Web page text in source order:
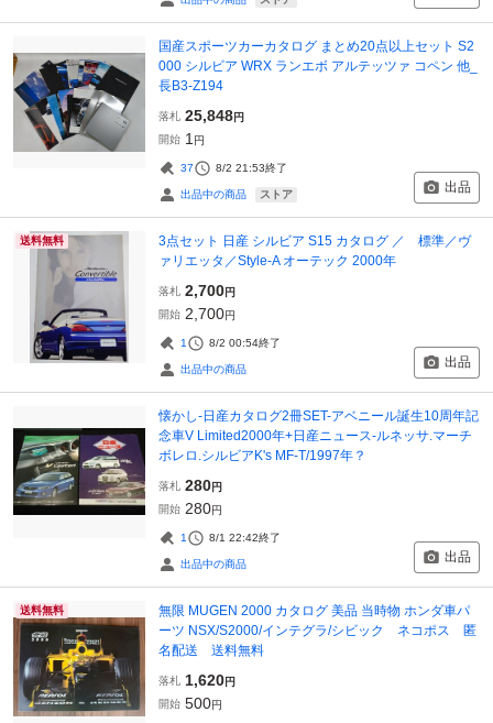
国産スポーツカーカタログ まとめ20点以上セット S2
000 シルビア WRX ランエボ アルテッツァ コペン 他_
長B3-Z194
落札 25,848円
開始 1 円
37 8/2 21:53終了
出品中の商品 ストア 出品
送料無料
3点セット 日産 シルビア S15 カタログ ／ 標準／ヴ
ァリエッタ／Style-A オーテック 2000年
落札 2,700円
開始 2,700円
1 8/2 00:54終了
出品中の商品 出品
懐かし-日産カタログ2冊SET-アベニール誕生10周年記
念車V Limited2000年+日産ニュース-ルネッサ.マーチ
ボレロ.シルビアK's MF-T/1997年？
落札 280円
開始 280円
1 8/1 22:42終了
出品中の商品 出品
送料無料
無限 MUGEN 2000 カタログ 美品 当時物 ホンダ車パ
ーツ NSX/S2000/インテグラ/シビック ネコポス 匿
名配送 送料無料
落札 1,620円
開始 500円